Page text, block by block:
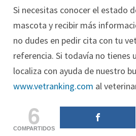
Si necesitas conocer el estado
mascota y recibir más
no dudes en pedir cita con tu
referencia. Si todavía no tienes
localiza con ayuda de nuestro
www.vetranking.com al
6
COMPARTIDOS